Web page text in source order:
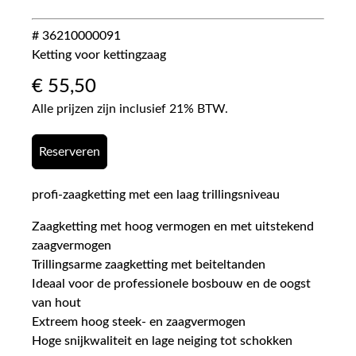
# 36210000091
Ketting voor kettingzaag
€ 55,50
Alle prijzen zijn inclusief 21% BTW.
Reserveren
profi-zaagketting met een laag trillingsniveau
Zaagketting met hoog vermogen en met uitstekend
zaagvermogen
Trillingsarme zaagketting met beiteltanden
Ideaal voor de professionele bosbouw en de oogst
van hout
Extreem hoog steek- en zaagvermogen
Hoge snijkwaliteit en lage neiging tot schokken